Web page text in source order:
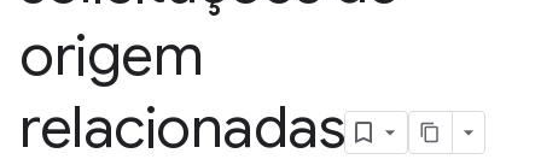
origem
relacionadas